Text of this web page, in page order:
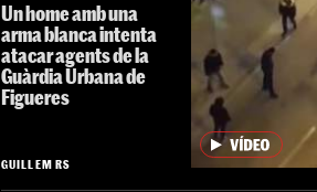
Un home amb una
arma blanca intenta
atacar agents de la
Guàrdia Urbana de
Figueres
GUILLEM RS